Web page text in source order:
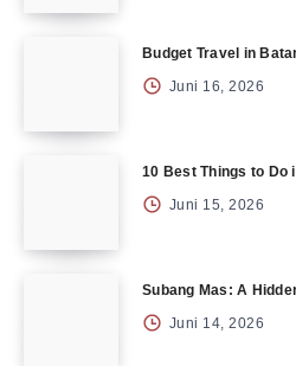
Budget Travel in
Juni 16, 2026
10 Best Things to Do
Juni 15, 2026
Subang Mas: A
Juni 14, 2026